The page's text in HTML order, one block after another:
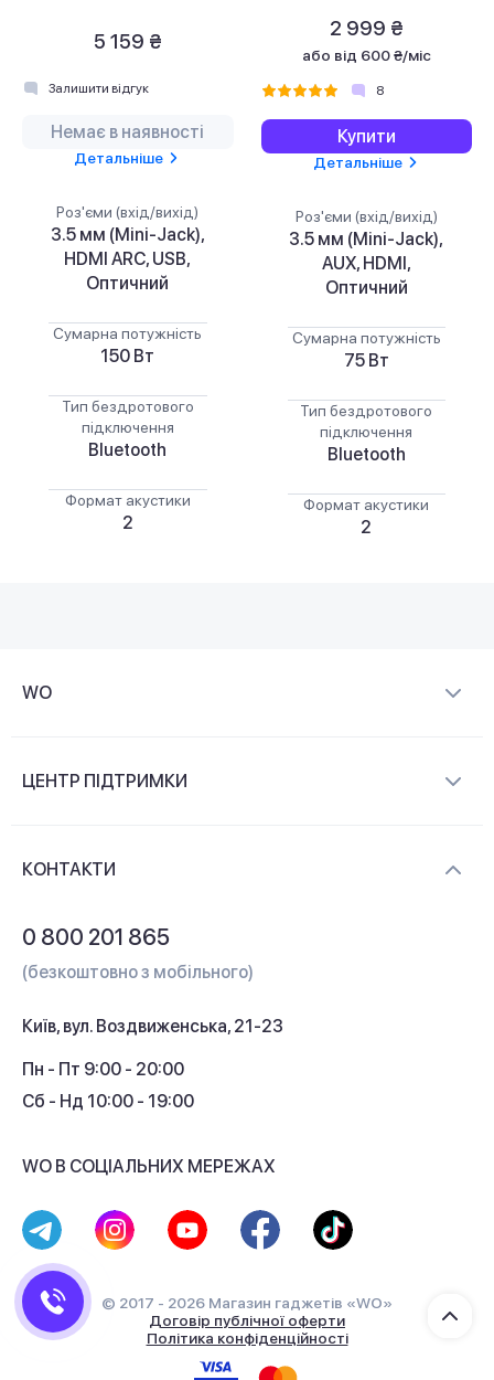
5 159 ₴
Залишити відгук
Немає в наявності
Детальніше
Роз'єми (вхід/вихід)
3.5 мм (Mini-Jack),
HDMI ARC, USB,
Оптичний
Сумарна потужність
150 Вт
Тип бездротового
підключення
Bluetooth
Формат акустики
2
2 999 ₴
або від 600 ₴/міс
8
Купити
Детальніше
Роз'єми (вхід/вихід)
3.5 мм (Mini-Jack),
AUX, HDMI,
Оптичний
Сумарна потужність
75 Вт
Тип бездротового
підключення
Bluetooth
Формат акустики
2
WO
Контакти
ЦЕНТР ПІДТРИМКИ
Кешбек
КОНТАКТИ
0 800 201 865
(безкоштовно з мобільного)
Київ, вул. Воздвиженська, 21-23
Пн - Пт 9:00 - 20:00
Сб - Нд 10:00 - 19:00
WO В СОЦІАЛЬНИХ МЕРЕЖАХ
© 2017 - 2026 Магазин гаджетів «WO»
Договір публічної оферти
Політика конфіденційності